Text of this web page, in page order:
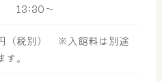
】 13:30～
（税別） ※入館料は別途
。